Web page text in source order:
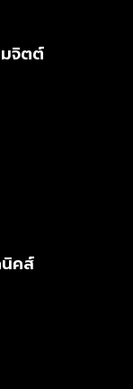
จิตต์
คส์